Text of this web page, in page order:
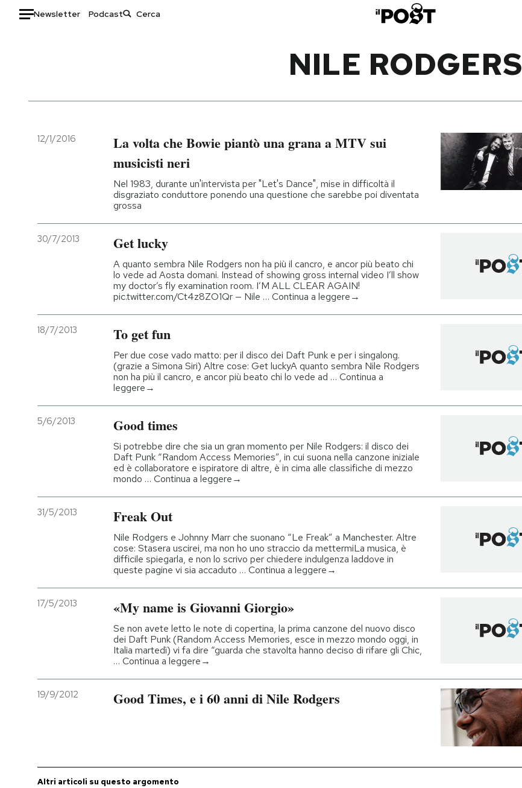
Newsletter Podcast
Italia
Politica
Economia
Sport
Moda
Ok Boomer!
Media
Altrecose
Mondiali calcio 2026
NEWSLETTER
I MIEI PREFERITI
Entra
NILE RODGERS
12/1/2016
La volta che Bowie piantò una grana a MTV sui
musicisti neri
Nel 1983, durante un'intervista per "Let's Dance", mise in difficoltà il
disgraziato conduttore ponendo una questione che sarebbe poi diventata
grossa
30/7/2013 Get lucky
A quanto sembra Nile Rodgers non ha più il cancro, e ancor più beato chi
lo vede ad Aosta domani. Instead of showing gross internal video I’ll show
my doctor’s fly examination room. I’M ALL CLEAR AGAIN!
pic.twitter.com/Ct4z8ZO1Qr — Nile … Continua a leggere→
18/7/2013 To get fun
Per due cose vado matto: per il disco dei Daft Punk e per i singalong.
(grazie a Simona Siri) Altre cose: Get luckyA quanto sembra Nile Rodgers
non ha più il cancro, e ancor più beato chi lo vede ad … Continua a
leggere→
5/6/2013 Good times
Si potrebbe dire che sia un gran momento per Nile Rodgers: il disco dei
Daft Punk “Random Access Memories”, in cui suona nella canzone iniziale
ed è collaboratore e ispiratore di altre, è in cima alle classifiche di mezzo
mondo … Continua a leggere→
31/5/2013 Freak Out
Nile Rodgers e Johnny Marr che suonano “Le Freak” a Manchester. Altre
cose: Stasera uscirei, ma non ho uno straccio da mettermiLa musica, è
difficile spiegarla, e non lo scrivo per chiedere indulgenza laddove in
queste pagine vi sia accaduto … Continua a leggere→
17/5/2013 «My name is Giovanni Giorgio»
Se non avete letto le note di copertina, la prima canzone del nuovo disco
dei Daft Punk (Random Access Memories, esce in mezzo mondo oggi, in
Italia martedì) vi fa dire “guarda che stavolta hanno deciso di rifare gli Chic,
… Continua a leggere→
19/9/2012 Good Times, e i 60 anni di Nile Rodgers
Altri articoli su questo argomento